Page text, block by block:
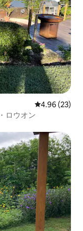
レビュー23
4.96 (23)
ロウオン